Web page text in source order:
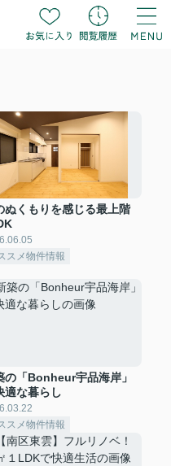
ぬくもりを感じる最上階
スメ物件情報
の「Bonheur宇品海岸」
適な暮らし
スメ物件情報